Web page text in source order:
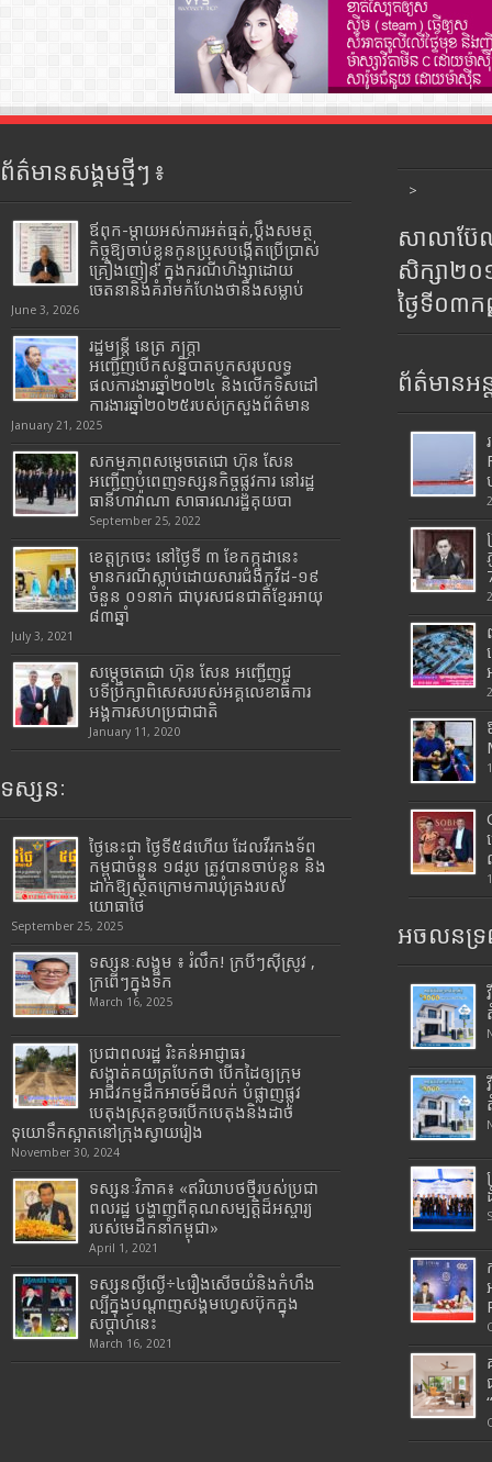
ព័ត៌មានសង្គមថ្មីៗ ៖
ឪពុក-ម្ដាយអស់ការអត់ធ្មត់,ប្ដឹងសមត្ថ
កិច្ចឱ្យចាប់ខ្លួនកូនប្រុសបង្កើតប្រើប្រាស់
គ្រឿងញៀន ក្នុងករណីហិង្សាដោយ
ចេតនានិងគំរាមកំហែងថានឹងសម្លាប់
June 3, 2026
រដ្ឋមន្រ្តី​ នេត្រ​ ភក្ត្រា​
អញ្ជើញបើកសន្និបាតបូកសរុបលទ្ធ
ផលការងារឆ្នាំ២០២៤ និងលើកទិសដៅ
ការងារឆ្នាំ២០២៥របស់​ក្រសួង​ព័ត៌មាន​
January 21, 2025
សកម្មភាពសម្តេចតេជោ ហ៊ុន សែន
អញ្ជើញបំពេញទស្សនកិច្ចផ្លូវការ នៅរដ្ឋ
ធានីហាវ៉ាណា សាធារណរដ្ឋគុយបា
September 25, 2022
ខេត្តក្រចេះ នៅថ្ងៃទី ៣ ខែកក្កដានេះ
មានករណីស្លាប់ដោយសារជំងឺកូវីដ-១៩
ចំនួន ០១នាក់ ជាបុរសជនជាតិខ្មែរអាយុ
៨៣ឆ្នាំ
July 3, 2021
សម្តេចតេជោ ហ៊ុន សែន អញ្ជើញជួ
បទីប្រឹក្សាពិសេសរបស់អគ្គលេខាធិការ
អង្គការសហប្រជាជាតិ
January 11, 2020
ទស្សនៈ
ថ្ងៃនេះជា ថ្ងៃទី៥៨ហើយ ដែលវីរកងទ័ព
កម្ពុជាចំនួន ១៨រូប ត្រូវបានចាប់ខ្លួន និង
ដាក់ឱ្យស្ថិតក្រោមការឃុំគ្រងរបស់
យោធាថៃ
September 25, 2025
ទស្សនៈសង្គម ៖ រំលឹក! ក្របីៗស៊ីស្រូវ ,
ក្រពើៗក្នុងទឹក
March 16, 2025
ប្រជាពលរដ្ឋ រិះគន់អាជ្ញាធរ
សង្កាត់គយត្របែកថា បើកដៃឲ្យក្រុម
អាជីវកម្មដឹកអាចម៍ដីលក់ បំផ្លាញផ្លូវ
បេតុងស្រុតខូចរបើកបេតុងនិងដាច់
ទុយោទឹកស្អាតនៅក្រុងស្វាយរៀង
November 30, 2024
ទស្សនៈវិភាគ៖ «ឥរិយាបថថ្មីរបស់ប្រជា
ពលរដ្ឋ បង្ហាញពីគុណសម្បត្តិដ៏អស្ចារ្យ
របស់មេដឹកនាំកម្ពុជា»
April 1, 2021
ទស្សនល្ងីល្ងើ÷៤រឿងសើចយំនិងកំហឹង
ល្បីក្នុងបណ្តាញសង្គមហ្វេសប៊ុកក្នុង
សប្តាហ៍នេះ
March 16, 2021
>
សាលាប៊ែ
សិក្សា២
ថ្ងៃទី០៣
ព័ត៌មានអន្
អចលនទ្រ